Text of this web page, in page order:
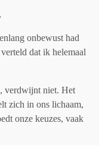
onbewust had
dat ik helemaal
verdwijnt niet. Het
zich in ons lichaam,
onze keuzes, vaak